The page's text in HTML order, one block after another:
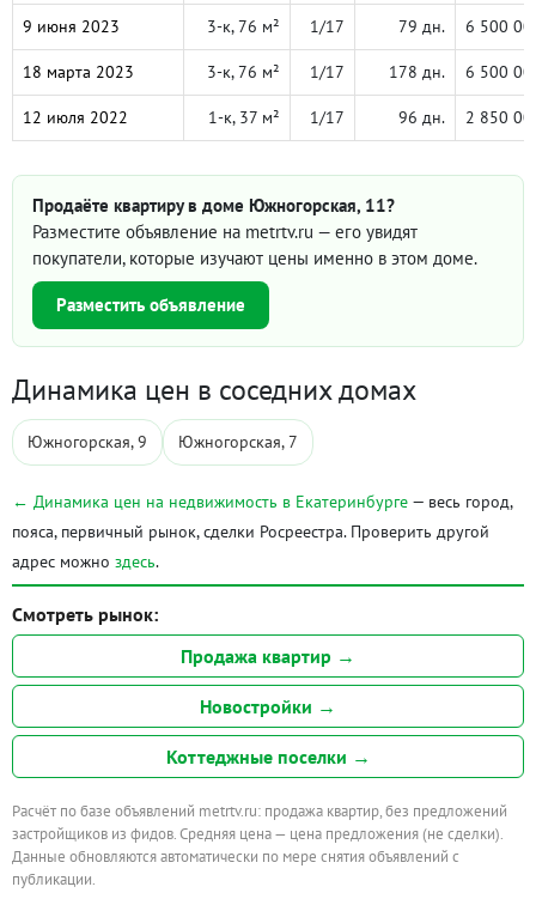
9 июня 2023 3-к, 76 м² 1/17 79 дн. 6 500
18 марта 2023 3-к, 76 м² 1/17 178 дн. 6 500
12 июля 2022 1-к, 37 м² 1/17 96 дн. 2 850
Продаёте квартиру в доме Южногорская, 11?
Разместите объявление на metrtv.ru — его увидят
покупатели, которые изучают цены именно в этом доме.
Разместить объявление
Динамика цен в соседних домах
Южногорская, 9 Южногорская, 7
← Динамика цен на недвижимость в Екатеринбурге — весь город,
пояса, первичный рынок, сделки Росреестра. Проверить другой
адрес можно здесь.
Смотреть рынок:
Продажа квартир →
Новостройки →
Коттеджные поселки →
Расчёт по базе объявлений metrtv.ru: продажа квартир, без предложений
застройщиков из фидов. Средняя цена — цена предложения (не сделки).
Данные обновляются автоматически по мере снятия объявлений с
публикации.